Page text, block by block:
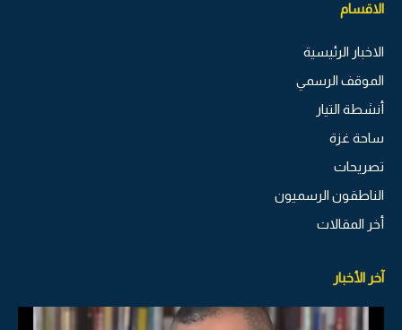
الاقسام
الاخبار الرئيسية
الموقف الرسمي
أنشطة التيار
ساحة غزة
تصريحات
الناطقون الرسميون
أخر المقالات
آخر الأخبار